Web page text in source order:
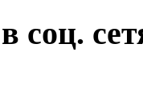
соц.